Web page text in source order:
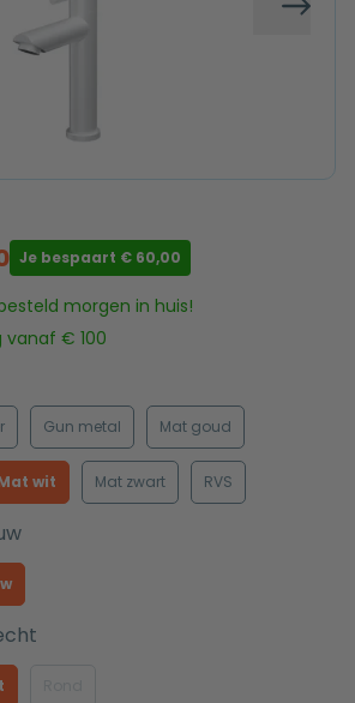
Je bespaart € 60,00
morgen in huis!
vanaf € 100
Gun metal Mat goud
wit Mat zwart RVS